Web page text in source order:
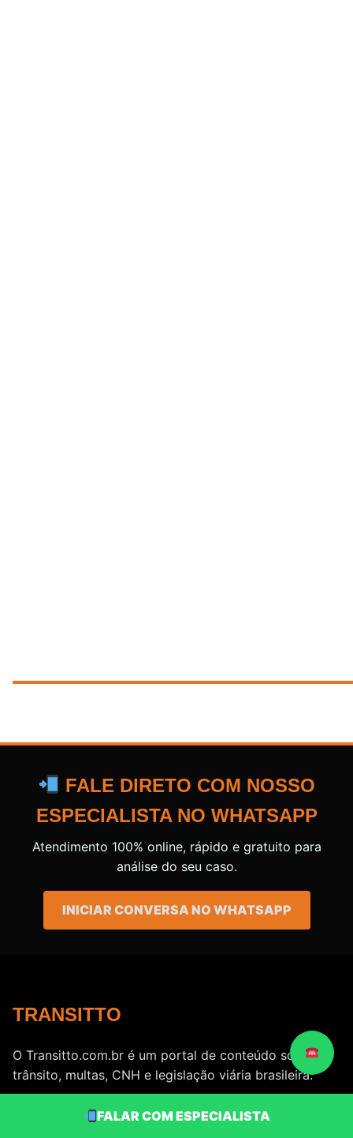
FALE DIRETO COM NOSSO
ESPECIALISTA NO WHATSAPP
Atendimento 100% online, rápido e gratuito para
análise do seu caso.
INICIAR CONVERSA NO WHATSAPP
TRANSITTO
O Transitto.com.br é um portal de conteúdo sobre
trânsito, multas, CNH e legislação viária brasileira.
FALAR COM ESPECIALISTA